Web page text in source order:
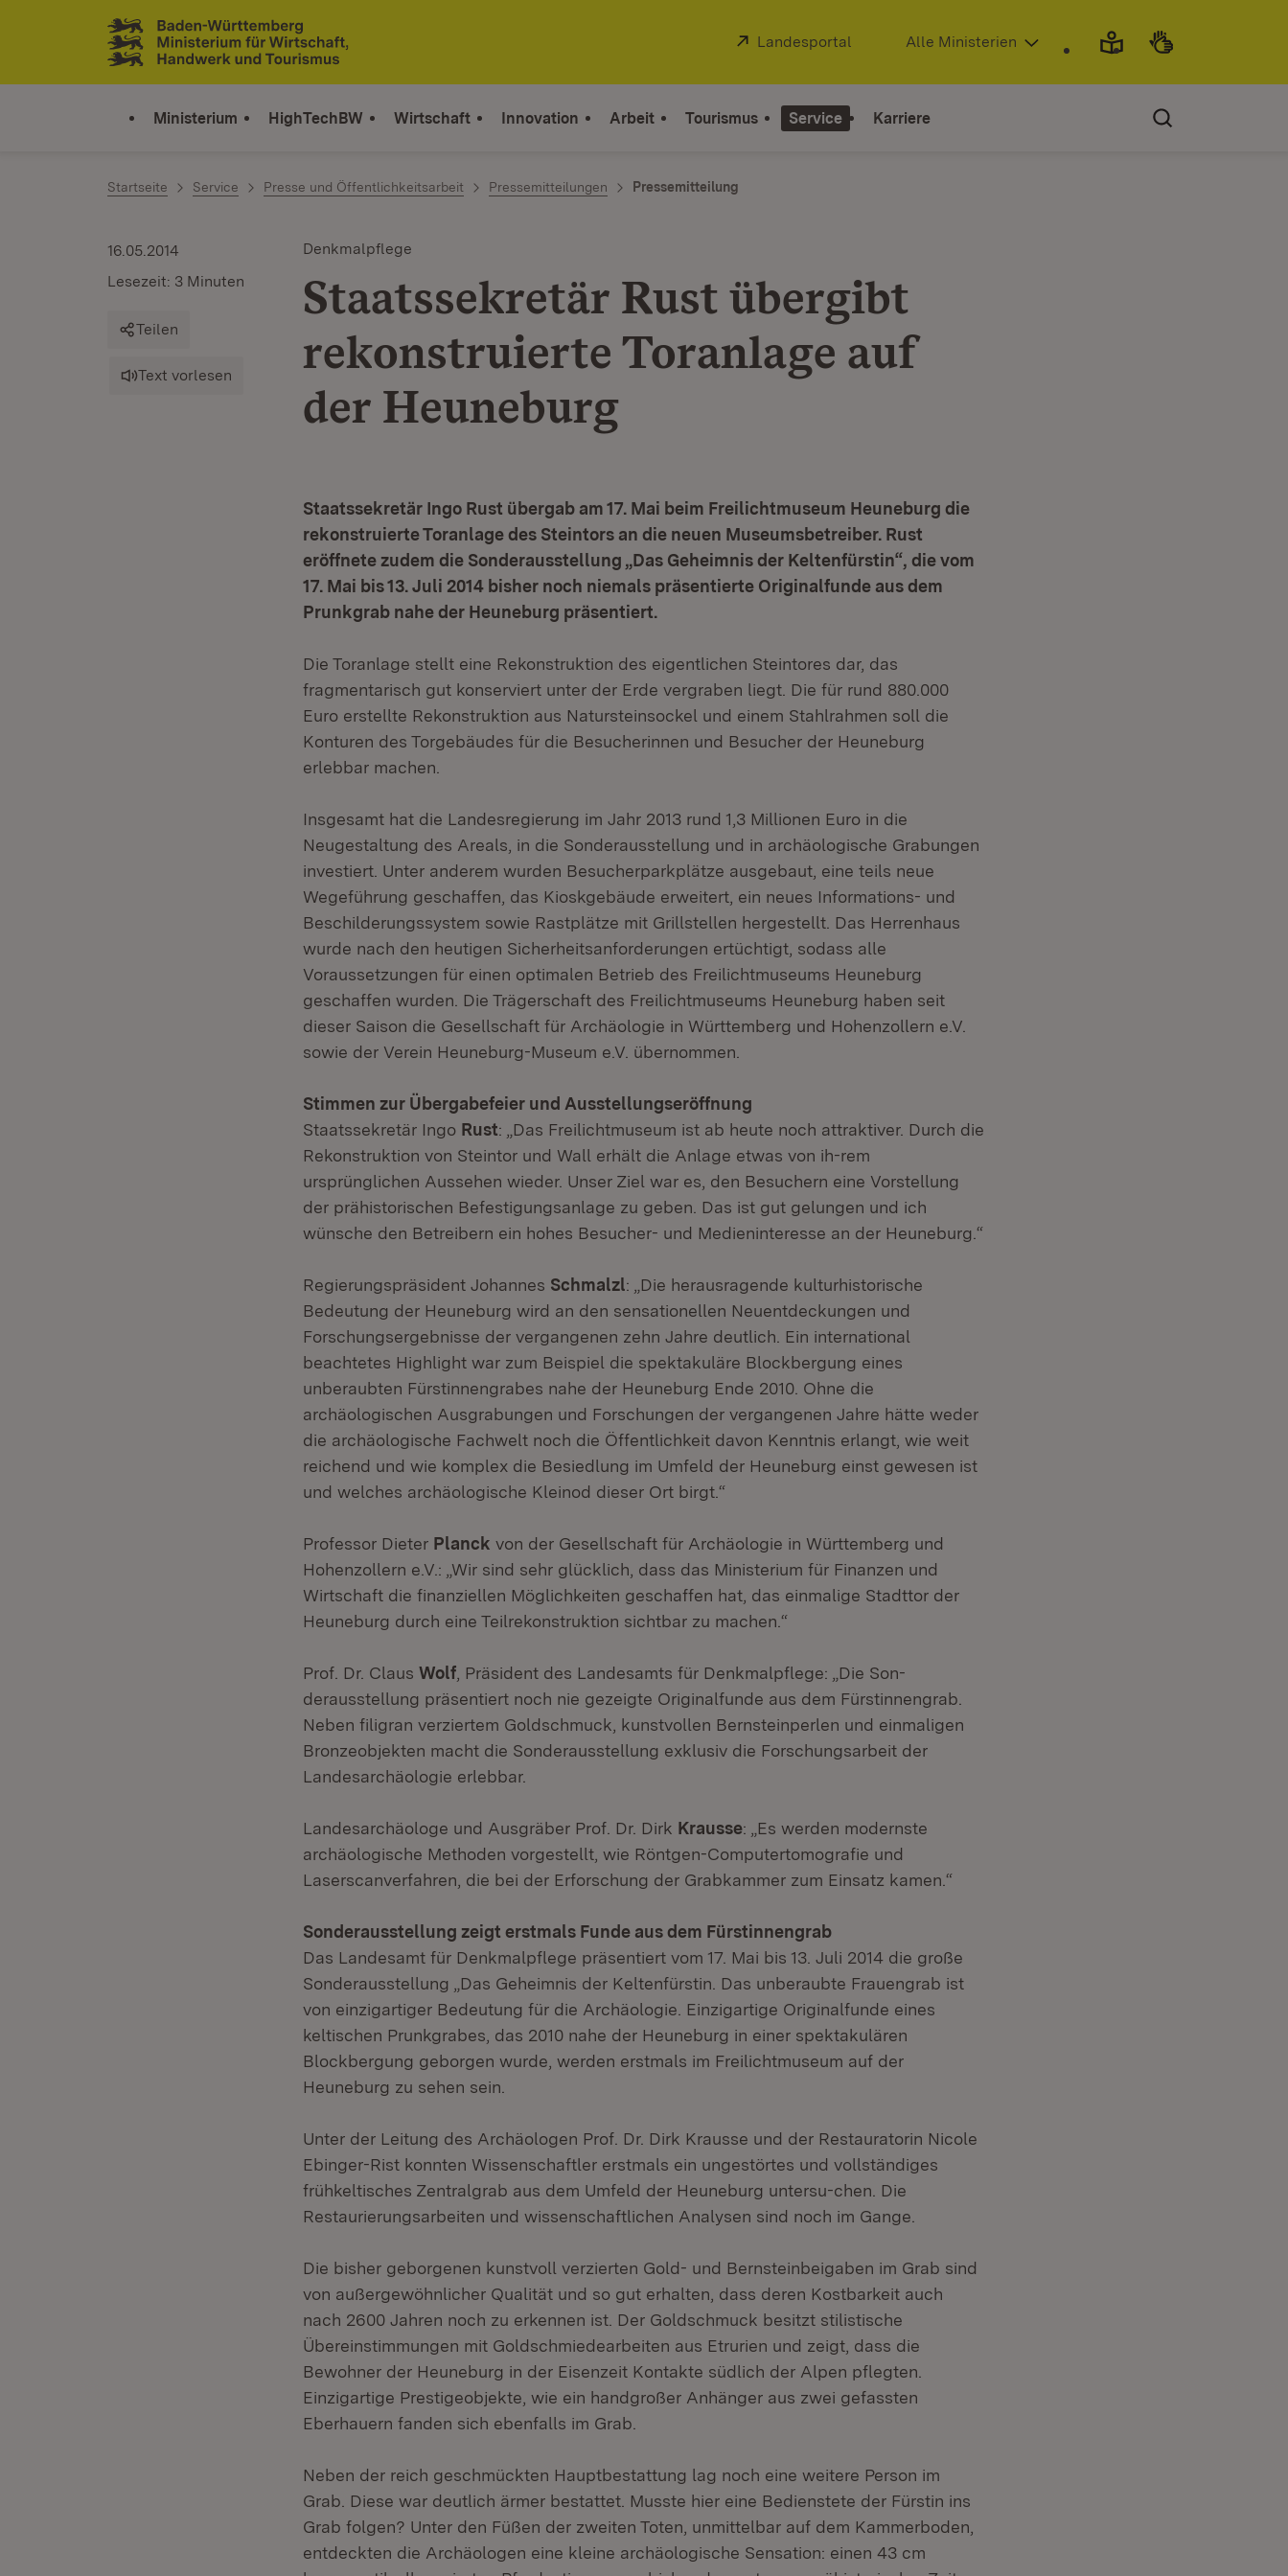
Zum Inhalt springen
Link zur Startseite
Extern:
Landesportal (Öffnet in neuem Fenster)
Alle Ministerien
Ministerium HighTechBW Wirtschaft Innovation Arbeit Tourismus Service Karriere
Startseite Service Presse und Öffentlichkeitsarbeit Pressemitteilungen Pressemitteilung
Denkmalpflege
Staatssekretär Rust übergibt
rekonstruierte Toranlage auf
der Heuneburg
16.05.2014
Lesezeit: 3 Minuten
Teilen
Text vorlesen
Staatssekretär Ingo Rust übergab am 17. Mai beim Freilichtmuseum Heuneburg die
rekonstruierte Toranlage des Steintors an die neuen Museumsbetreiber. Rust
eröffnete zudem die Sonderausstellung „Das Geheimnis der Keltenfürstin“, die vom
17. Mai bis 13. Juli 2014 bisher noch niemals präsentierte Originalfunde aus dem
Prunkgrab nahe der Heuneburg präsentiert.
Die Toranlage stellt eine Rekonstruktion des eigentlichen Steintores dar, das
fragmentarisch gut konserviert unter der Erde vergraben liegt. Die für rund 880.000
Euro erstellte Rekonstruktion aus Natursteinsockel und einem Stahlrahmen soll die
Konturen des Torgebäudes für die Besucherinnen und Besucher der Heuneburg
erlebbar machen.
Insgesamt hat die Landesregierung im Jahr 2013 rund 1,3 Millionen Euro in die
Neugestaltung des Areals, in die Sonderausstellung und in archäologische Grabungen
investiert. Unter anderem wurden Besucherparkplätze ausgebaut, eine teils neue
Wegeführung geschaffen, das Kioskgebäude erweitert, ein neues Informations- und
Beschilderungssystem sowie Rastplätze mit Grillstellen hergestellt. Das Herrenhaus
wurde nach den heutigen Sicherheitsanforderungen ertüchtigt, sodass alle
Voraussetzungen für einen optimalen Betrieb des Freilichtmuseums Heuneburg
geschaffen wurden. Die Trägerschaft des Freilichtmuseums Heuneburg haben seit
dieser Saison die Gesellschaft für Archäologie in Württemberg und Hohenzollern e.V.
sowie der Verein Heuneburg-Museum e.V. übernommen.
Stimmen zur Übergabefeier und Ausstellungseröffnung
Staatssekretär Ingo Rust: „Das Freilichtmuseum ist ab heute noch attraktiver. Durch die
Rekonstruktion von Steintor und Wall erhält die Anlage etwas von ih-rem
ursprünglichen Aussehen wieder. Unser Ziel war es, den Besuchern eine Vorstellung
der prähistorischen Befestigungsanlage zu geben. Das ist gut gelungen und ich
wünsche den Betreibern ein hohes Besucher- und Medieninteresse an der Heuneburg.“
Regierungspräsident Johannes Schmalzl: „Die herausragende kulturhistorische
Bedeutung der Heuneburg wird an den sensationellen Neuentdeckungen und
Forschungsergebnisse der vergangenen zehn Jahre deutlich. Ein international
beachtetes Highlight war zum Beispiel die spektakuläre Blockbergung eines
unberaubten Fürstinnengrabes nahe der Heuneburg Ende 2010. Ohne die
archäologischen Ausgrabungen und Forschungen der vergangenen Jahre hätte weder
die archäologische Fachwelt noch die Öffentlichkeit davon Kenntnis erlangt, wie weit
reichend und wie komplex die Besiedlung im Umfeld der Heuneburg einst gewesen ist
und welches archäologische Kleinod dieser Ort birgt.“
Professor Dieter Planck von der Gesellschaft für Archäologie in Württemberg und
Hohenzollern e.V.: „Wir sind sehr glücklich, dass das Ministerium für Finanzen und
Wirtschaft die finanziellen Möglichkeiten geschaffen hat, das einmalige Stadttor der
Heuneburg durch eine Teilrekonstruktion sichtbar zu machen.“
Prof. Dr. Claus Wolf , Präsident des Landesamts für Denkmalpflege: „Die Son-
derausstellung präsentiert noch nie gezeigte Originalfunde aus dem Fürstinnengrab.
Neben filigran verziertem Goldschmuck, kunstvollen Bernsteinperlen und einmaligen
Bronzeobjekten macht die Sonderausstellung exklusiv die Forschungsarbeit der
Landesarchäologie erlebbar.
Landesarchäologe und Ausgräber Prof. Dr. Dirk Krausse: „Es werden modernste
archäologische Methoden vorgestellt, wie Röntgen-Computertomografie und
Laserscanverfahren, die bei der Erforschung der Grabkammer zum Einsatz kamen.“
Sonderausstellung zeigt erstmals Funde aus dem Fürstinnengrab
Das Landesamt für Denkmalpflege präsentiert vom 17. Mai bis 13. Juli 2014 die große
Sonderausstellung „Das Geheimnis der Keltenfürstin. Das unberaubte Frauengrab ist
von einzigartiger Bedeutung für die Archäologie. Einzigartige Originalfunde eines
keltischen Prunkgrabes, das 2010 nahe der Heuneburg in einer spektakulären
Blockbergung geborgen wurde, werden erstmals im Freilichtmuseum auf der
Heuneburg zu sehen sein.
Unter der Leitung des Archäologen Prof. Dr. Dirk Krausse und der Restauratorin Nicole
Ebinger-Rist konnten Wissenschaftler erstmals ein ungestörtes und vollständiges
frühkeltisches Zentralgrab aus dem Umfeld der Heuneburg untersu-chen. Die
Restaurierungsarbeiten und wissenschaftlichen Analysen sind noch im Gange.
Die bisher geborgenen kunstvoll verzierten Gold- und Bernsteinbeigaben im Grab sind
von außergewöhnlicher Qualität und so gut erhalten, dass deren Kostbarkeit auch
nach 2600 Jahren noch zu erkennen ist. Der Goldschmuck besitzt stilistische
Übereinstimmungen mit Goldschmiedearbeiten aus Etrurien und zeigt, dass die
Bewohner der Heuneburg in der Eisenzeit Kontakte südlich der Alpen pflegten.
Einzigartige Prestigeobjekte, wie ein handgroßer Anhänger aus zwei gefassten
Eberhauern fanden sich ebenfalls im Grab.
Neben der reich geschmückten Hauptbestattung lag noch eine weitere Person im
Grab. Diese war deutlich ärmer bestattet. Musste hier eine Bedienstete der Fürstin ins
Grab folgen? Unter den Füßen der zweiten Toten, unmittelbar auf dem Kammerboden,
entdeckten die Archäologen eine kleine archäologische Sensation: einen 43 cm